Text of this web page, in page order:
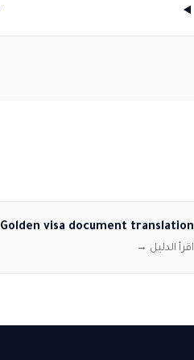
Golden visa document translation
اقرأ الدليل →